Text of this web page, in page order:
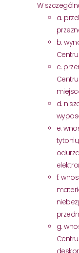
W
a.
b.
c.
d.
e.
f.
g.